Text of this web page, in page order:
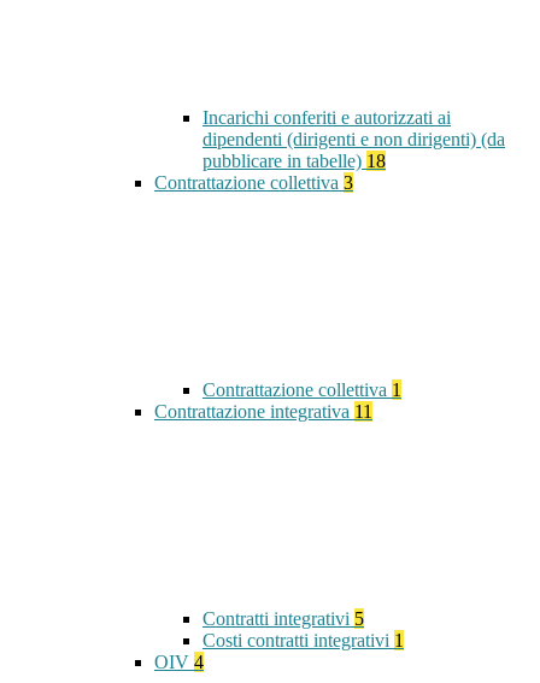
Incarichi conferiti e autorizzati ai
dipendenti (dirigenti e non dirigenti) (da
pubblicare in tabelle) 18
Contrattazione collettiva 3
Contrattazione collettiva 1
Contrattazione integrativa 11
Contratti integrativi 5
Costi contratti integrativi 1
OIV 4